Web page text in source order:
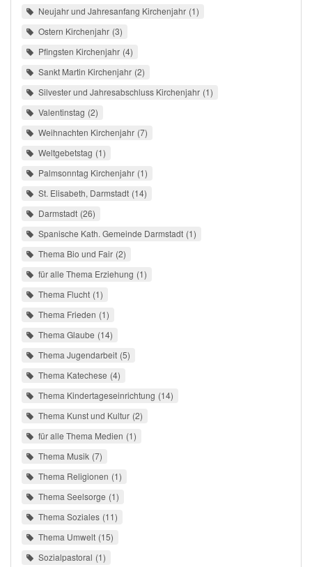
Neujahr und Jahresanfang Kirchenjahr 1
Ostern Kirchenjahr 3
Pfingsten Kirchenjahr 4
Sankt Martin Kirchenjahr 2
Silvester und Jahresabschluss Kirchenjahr 1
Valentinstag 2
Weihnachten Kirchenjahr 7
Weltgebetstag 1
Palmsonntag Kirchenjahr 1
St. Elisabeth, Darmstadt 14
Darmstadt 26
Spanische Kath. Gemeinde Darmstadt 1
Thema Bio und Fair 2
für alle Thema Erziehung 1
Thema Flucht 1
Thema Frieden 1
Thema Glaube 14
Thema Jugendarbeit 5
Thema Katechese 4
Thema Kindertageseinrichtung 14
Thema Kunst und Kultur 2
für alle Thema Medien 1
Thema Musik 7
Thema Religionen 1
Thema Seelsorge 1
Thema Soziales 11
Thema Umwelt 15
Sozialpastoral 1